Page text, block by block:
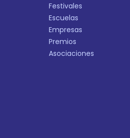
Festivales
Escuelas
Empresas
Premios
Asociaciones